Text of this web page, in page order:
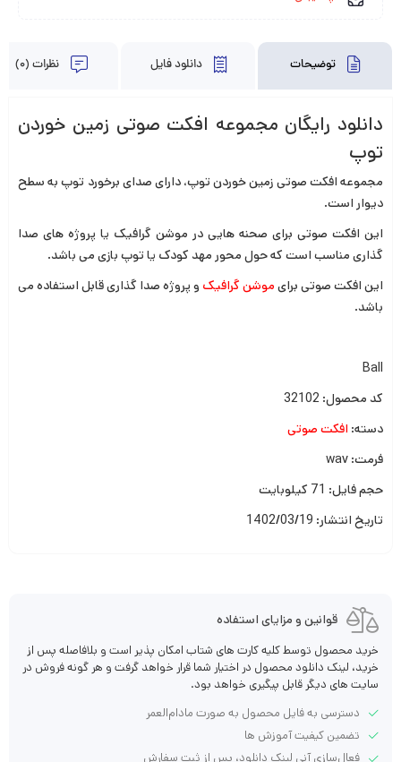
توضیحات دانلود فایل نظرات (0)
دانلود رایگان مجموعه افکت صوتی زمین خوردن
توپ
مجموعه افکت صوتی زمین خوردن توپ، دارای صدای برخورد توپ به سطح
دیوار است.
این افکت صوتی برای صحنه هایی در موشن گرافیک یا پروژه های صدا
گذاری مناسب است که حول محور مهد کودک یا توپ بازی می باشد.
این افکت صوتی برای موشن گرافیک و پروژه صدا گذاری قابل استفاده می
باشد.
Ball
کد محصول: 32102
دسته: افکت صوتی
فرمت: wav
حجم فایل: 71 کیلوبایت
تاریخ انتشار: 1402/03/19
قوانین و مزایای استفاده
خرید محصول توسط کلیه کارت های شتاب امکان پذیر است و بلافاصله پس از
خرید، لینک دانلود محصول در اختیار شما قرار خواهد گرفت و هر گونه فروش در
سایت های دیگر قابل پیگیری خواهد بود.
دسترسی به فایل محصول به صورت مادام‌العمر
تضمین کیفیت آموزش ها
فعال‌سازی آنی لینک دانلود، پس از ثبت سفارش